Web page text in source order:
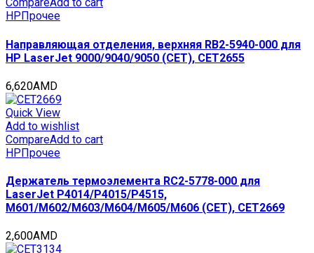
CompareAdd to cart
HP Прочее
Направляющая отделения, верхняя RB2-5940-000 для
HP LaserJet 9000/9040/9050 (CET), CET2655
6,620AMD
Quick View
Add to wishlist
CompareAdd to cart
HPПрочее
Держатель термоэлемента RC2-5778-000 для
LaserJet P4014/P4015/P4515,
M601/M602/M603/M604/M605/M606 (CET), CET2669
2,600AMD